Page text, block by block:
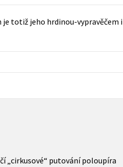
je totiž jeho hrdinou-vypravěčem i
„cirkusové“ putování poloupíra